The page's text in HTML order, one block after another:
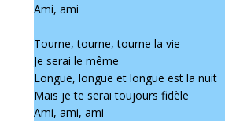
Ami, ami
Tourne, tourne, tourne la vie
Je serai le même
Longue, longue et longue est la nuit
Mais je te serai toujours fidèle
Ami, ami, ami